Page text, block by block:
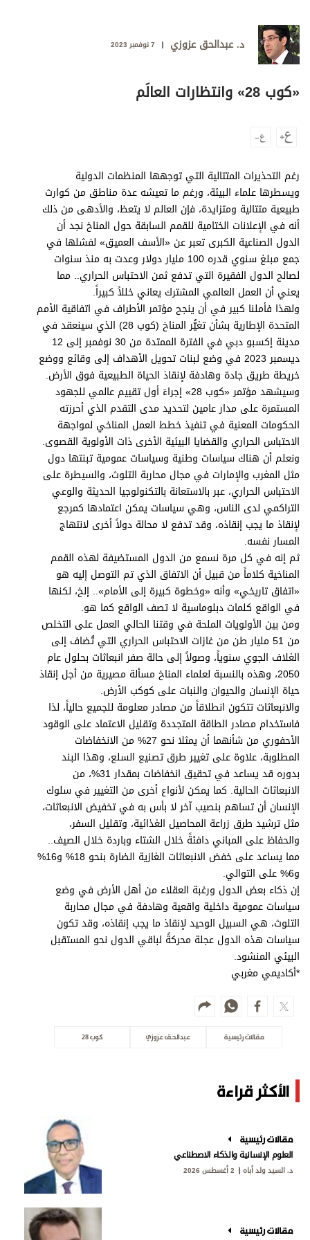
الترفيه
التعليم والمعرفة
الذكاء الاصطناعي
تغطيات
فيديو
بودكاست
إنفوجراف
قصة صورة
كاريكتير
برامج
عدد اليوم
مواقيت الصلاة
الأحوال الجوية
د. عبدالحق عزوزي 7 نوفمبر 2023
«كوب 28» وانتظارات العالَم
رغم التحذيرات المتتالية التي توجهها المنظمات الدولية
ويسطرها علماء البيئة، ورغم ما تعيشه عدة مناطق من كوارث
طبيعية متتالية ومتزايدة، فإن العالم لا يتعظ، والأدهى من ذلك
أنه في الإعلانات الختامية للقمم السابقة حول المناخ نجد أن
الدول الصناعية الكبرى تعبر عن «الأسف العميق» لفشلها في
جمع مبلغ سنوي قدره 100 مليار دولار وعدت به منذ سنوات
لصالح الدول الفقيرة التي تدفع ثمن الاحتباس الحراري.. مما
يعني أن العمل العالمي المشترك يعاني خللاً كبيراً.
ولهذا فأملنا كبير في أن ينجح مؤتمر الأطراف في اتفاقية الأمم
المتحدة الإطارية بشأن تغيُّر المناخ (كوب 28) الذي سينعقد في
مدينة إكسبو دبي في الفترة الممتدة من 30 نوفمبر إلى 12
ديسمبر 2023 في وضع لبنات تحويل الأهداف إلى وقائع ووضع
خريطة طريق جادة وهادفة لإنقاذ الحياة الطبيعية فوق الأرض.
وسيشهد مؤتمر «كوب 28» إجراءَ أول تقييم عالمي للجهود
المستمرة على مدار عامين لتحديد مدى التقدم الذي أحرزته
الحكومات المعنية في تنفيذ خطط العمل المناخي لمواجهة
الاحتباس الحراري والقضايا البيئية الأخرى ذات الأولوية القصوى.
ونعلم أن هناك سياسات وطنية وسياسات عمومية تبنتها دول
مثل المغرب والإمارات في مجال محاربة التلوث، والسيطرة على
الاحتباس الحراري، عبر بالاستعانة بالتكنولوجيا الحديثة والوعي
التراكمي لدى الناس، وهي سياسات يمكن اعتمادها كمرجع
لإنقاذ ما يجب إنقاذه، وقد تدفع لا محالة دولاً أخرى لانتهاج
المسار نفسه.
ثم إنه في كل مرة نسمع من الدول المستضيفة لهذه القمم
المناخية كلاماً من قبيل أن الاتفاق الذي تم التوصل إليه هو
«اتفاق تاريخي» وأنه «وخطوة كبيرة إلى الأمام».. إلخ، لكنها
في الواقع كلمات دبلوماسية لا تصف الواقع كما هو.
ومن بين الأولويات الملحة في وقتنا الحالي العمل على التخلص
من 51 مليار طن من غازات الاحتباس الحراري التي تُضاف إلى
الغلاف الجوي سنوياً، وصولاً إلى حالة صفر انبعاثات بحلول عام
2050، وهذه بالنسبة لعلماء المناخ مسألة مصيرية من أجل إنقاذ
حياة الإنسان والحيوان والنبات على كوكب الأرض.
والانبعاثات تتكون انطلاقاً من مصادر معلومة للجميع حالياً، لذا
فاستخدام مصادر الطاقة المتجددة وتقليل الاعتماد على الوقود
الأحفوري من شأنهما أن يمثلا نحو 27% من الانخفاضات
المطلوبة، علاوة على تغيير طرق تصنيع السلع، وهذا البند
بدوره قد يساعد في تحقيق انخفاضات بمقدار 31%، من
الانبعاثات الحالية. كما يمكن لأنواع أخرى من التغيير في سلوك
الإنسان أن تساهم بنصيب آخر لا بأس به في تخفيض الانبعاثات،
مثل ترشيد طرق زراعة المحاصيل الغذائية، وتقليل السفر،
والحفاظ على المباني دافئةً خلال الشتاء وباردة خلال الصيف..
مما يساعد على خفض الانبعاثات الغازية الضارة بنحو 18% و16%
و6% على التوالي.
إن ذكاء بعض الدول ورغبة العقلاء من أهل الأرض في وضع
سياسات عمومية داخلية واقعية وهادفة في مجال محاربة
التلوث، هي السبيل الوحيد لإنقاذ ما يجب إنقاذه، وقد تكون
سياسات هذه الدول عجلة محركةً لباقي الدول نحو المستقبل
البيئي المنشود.
*أكاديمي مغربي
مقالات رئيسية عبدالحق عزوزي كوب 28
الأكثر قراءة
مقالات رئيسية
العلوم الإنسانية والذكاء الاصطناعي
د. السيد ولد أباه 2 أغسطس 2026
مقالات رئيسية